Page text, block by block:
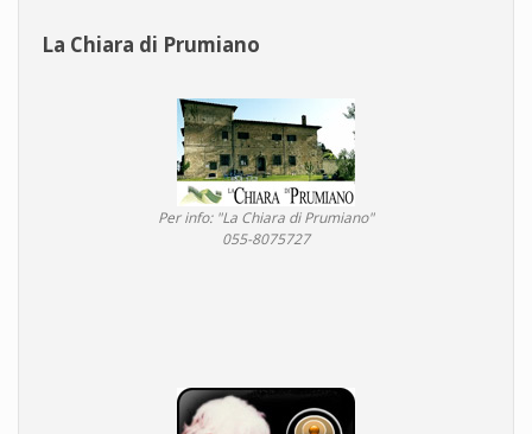
La Chiara di Prumiano
Per info: "La Chiara di Prumiano"
055-8075727